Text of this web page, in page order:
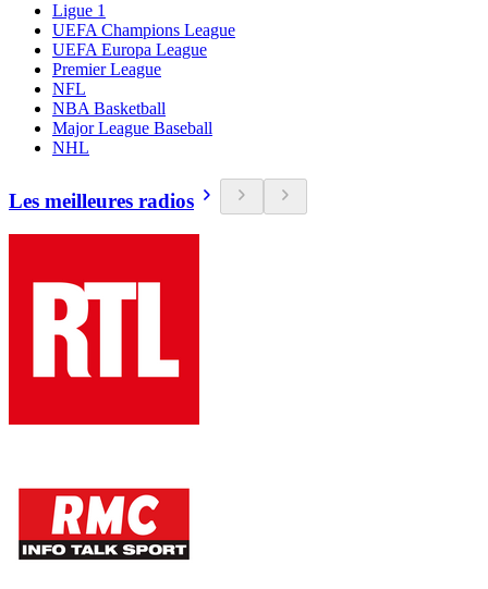
Ligue 1
UEFA Champions League
UEFA Europa League
Premier League
NFL
NBA Basketball
Major League Baseball
NHL
Les meilleures radios